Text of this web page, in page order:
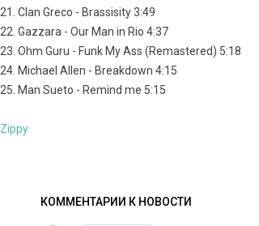
21. Clan Greco - Brassisity 3:49
22. Gazzara - Our Man in Rio 4:37
23. Ohm Guru - Funk My Ass (Remastered) 5:18
24. Michael Allen - Breakdown 4:15
25. Man Sueto - Remind me 5:15
Zippy
КОММЕНТАРИИ К НОВОСТИ